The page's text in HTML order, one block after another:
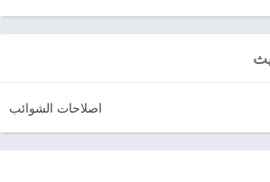
اصلاحات الشوائب